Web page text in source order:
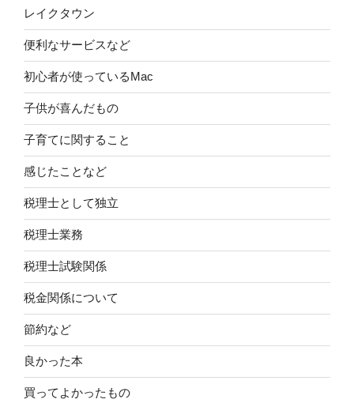
レイクタウン
便利なサービスなど
初心者が使っているMac
子供が喜んだもの
子育てに関すること
感じたことなど
税理士として独立
税理士業務
税理士試験関係
税金関係について
節約など
良かった本
買ってよかったもの